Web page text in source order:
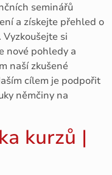
seminářů
a získejte přehled o
si
nové pohledy a
naší zkušené
cílem je podpořit
němčiny na
kurzů |